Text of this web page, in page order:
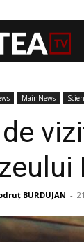
MainNews
BURDUJAN -